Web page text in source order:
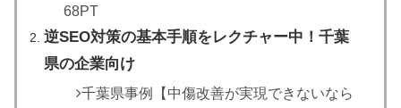
68PT
逆SEO対策の基本手順をレクチャー中！千葉
県の企業向け
千葉県事例【中傷改善が実現できないなら